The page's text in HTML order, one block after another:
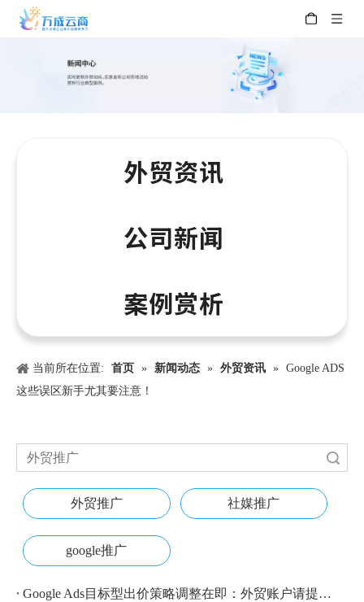
外贸资讯
公司新闻
案例赏析
当前所在位置: 首页 » 新闻动态 » 外贸资讯 » Google ADS
这些误区新手尤其要注意！
外贸推广 社媒推广
google推广
Google Ads目标型出价策略调整在即：外贸账户请提前校准